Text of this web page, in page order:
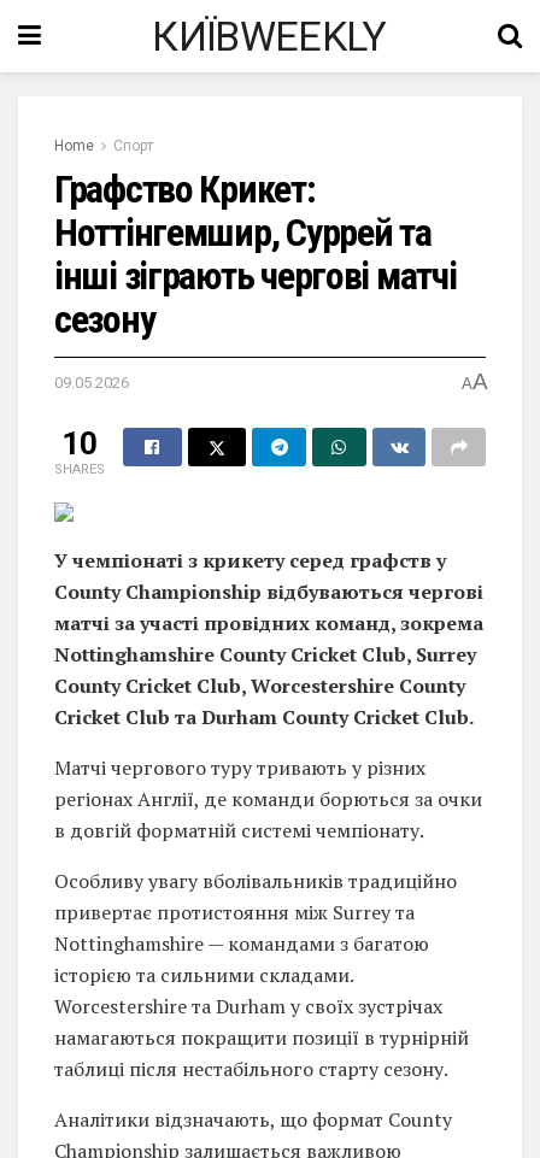
КИЇВWEEKLY
Home Спорт
Графство Крикет:
Ноттінгемшир, Суррей та
інші зіграють чергові матчі
сезону
09.05.2026 AA
10
SHARES
У чемпіонаті з крикету серед графств у
County Championship відбуваються чергові
матчі за участі провідних команд, зокрема
Nottinghamshire County Cricket Club, Surrey
County Cricket Club, Worcestershire County
Cricket Club та Durham County Cricket Club.
Матчі чергового туру тривають у різних
регіонах Англії, де команди борються за очки
в довгій форматній системі чемпіонату.
Особливу увагу вболівальників традиційно
привертає протистояння між Surrey та
Nottinghamshire — командами з багатою
історією та сильними складами.
Worcestershire та Durham у своїх зустрічах
намагаються покращити позиції в турнірній
таблиці після нестабільного старту сезону.
Аналітики відзначають, що формат County
Championship залишається важливою